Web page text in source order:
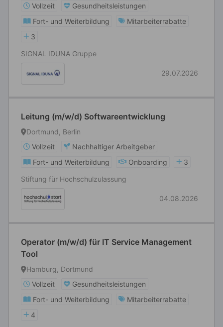
Vollzeit
Gesundheitsleistungen
Fort- und Weiterbildung
Mitarbeiterrabatte
3
SIGNAL IDUNA Gruppe
29.07.2026
Leitung (m/w/d) Softwareentwicklung
Dortmund, Berlin
Vollzeit
Nachhaltiger Arbeitgeber
Fort- und Weiterbildung
Onboarding
3
Stiftung für Hochschulzulassung
04.08.2026
Operator (m/w/d) für IT Service Management
Tool
Hamburg, Dortmund
Vollzeit
Gesundheitsleistungen
Fort- und Weiterbildung
Mitarbeiterrabatte
4